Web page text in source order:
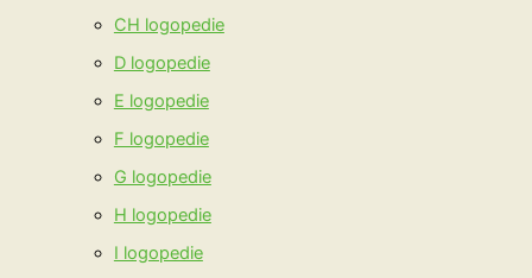
CH logopedie
D logopedie
E logopedie
F logopedie
G logopedie
H logopedie
I logopedie